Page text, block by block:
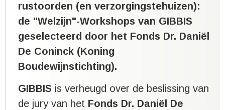
rustoorden (en verzorgingstehuizen):
de "Welzijn"-Workshops van GIBBIS
geselecteerd door het Fonds Dr. Daniël
De Coninck (Koning
Boudewijnstichting).
GIBBIS is verheugd over de beslissing van
de jury van het Fonds Dr. Daniël De